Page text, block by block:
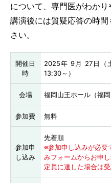
について、専門医がわかり
講演後には質疑応答の時
さい。
開催日
時
2025年 9月 27日
13:30～）
会場 福岡山王ホール（福岡
参加費 無料
参加申
し込み
先着順
※参加申し込みが必要
みフォームからお申
定員に達した場合は